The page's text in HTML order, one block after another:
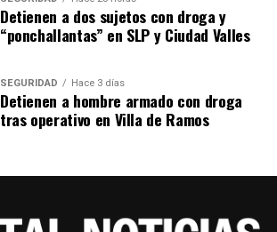
Detienen a dos sujetos con droga y
“ponchallantas” en SLP y Ciudad Valles
SEGURIDAD Hace 3 días
Detienen a hombre armado con droga
tras operativo en Villa de Ramos